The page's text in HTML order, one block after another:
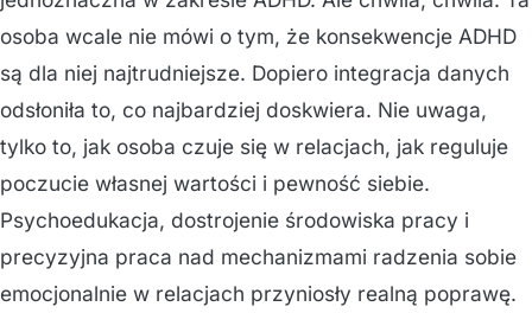
osoba wcale nie mówi o tym, że konsekwencje ADHD
są dla niej najtrudniejsze. Dopiero integracja danych
odsłoniła to, co najbardziej doskwiera. Nie uwaga,
tylko to, jak osoba czuje się w relacjach, jak reguluje
poczucie własnej wartości i pewność siebie.
Psychoedukacja, dostrojenie środowiska pracy i
precyzyjna praca nad mechanizmami radzenia sobie
emocjonalnie w relacjach przyniosły realną poprawę.